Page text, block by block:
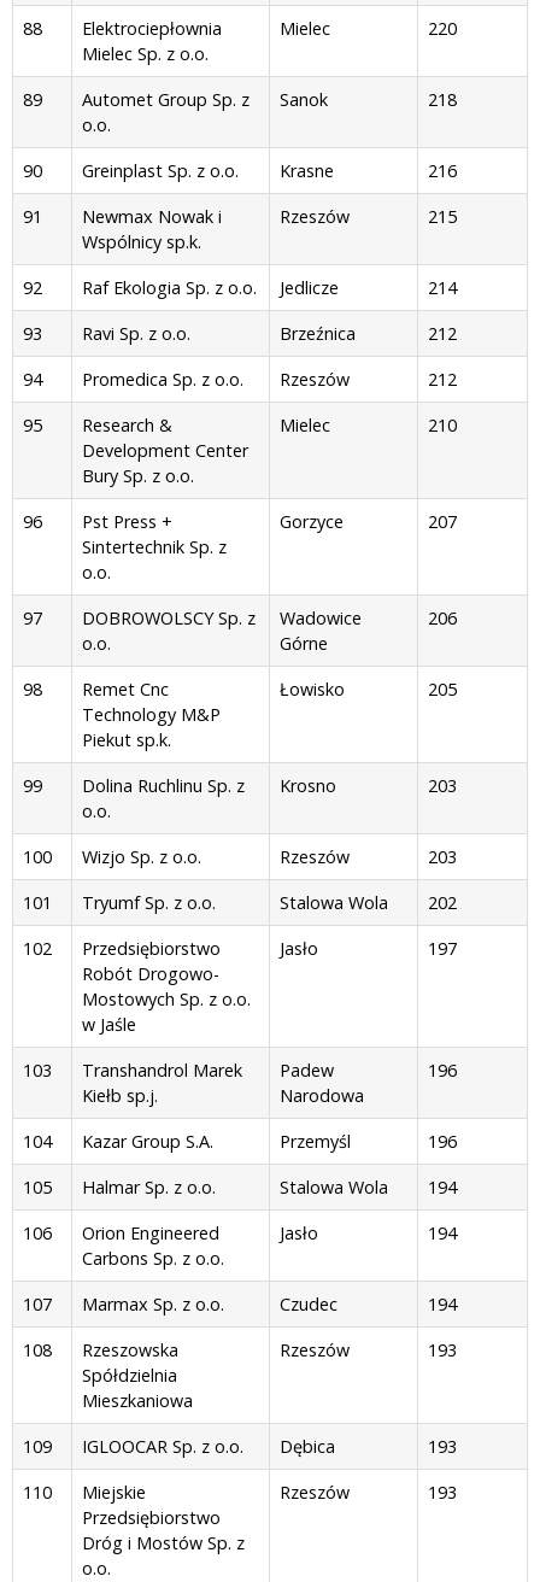
88
Elektrociepłownia
Mielec Sp. z o.o.
Mielec 220
89
Automet Group Sp. z
o.o.
Sanok 218
90 Greinplast Sp. z o.o. Krasne
216
91
Newmax Nowak i
Wspólnicy sp.k.
Rzeszów 215
92 Raf Ekologia Sp. z o.o. Jedlicze
214
93
Ravi Sp. z o.o. Brzeźnica
212
94
Promedica Sp. z o.o. Rzeszów
212
95
Research &
Development Center
Bury Sp. z o.o.
Mielec 210
96
Pst Press +
Sintertechnik Sp. z
o.o.
Gorzyce 207
97
DOBROWOLSCY Sp. z
o.o.
Wadowice
Górne
206
98
Remet Cnc
Technology M&P
Piekut sp.k.
Łowisko 205
99
Dolina Ruchlinu Sp. z
o.o.
Krosno 203
100 Wizjo Sp. z o.o. Rzeszów
203
101
Tryumf Sp. z o.o. Stalowa Wola
202
102
Przedsiębiorstwo
Robót Drogowo-
Mostowych Sp. z o.o.
w Jaśle
Jasło 197
103
Transhandrol Marek
Kiełb sp.j.
Padew
Narodowa
196
104 Kazar Group S.A. Przemyśl
196
105
Halmar Sp. z o.o. Stalowa Wola
194
106
Orion Engineered
Carbons Sp. z o.o.
Jasło 194
107 Marmax Sp. z o.o. Czudec
194
108
Rzeszowska
Spółdzielnia
Mieszkaniowa
Rzeszów 193
109 IGLOOCAR Sp. z o.o. Dębica
193
110
Miejskie
Przedsiębiorstwo
Dróg i Mostów Sp. z
o.o.
Rzeszów 193